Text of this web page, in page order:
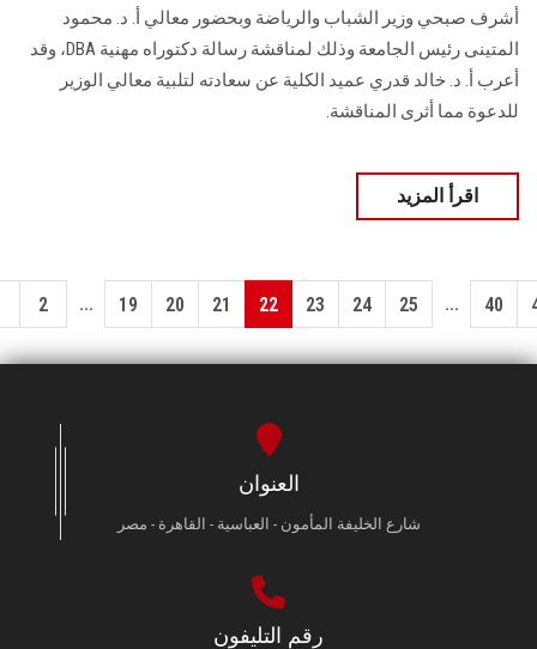
أشرف صبحي وزير الشباب والرياضة وبحضور معالي أ. د. محمود
المتينى رئيس الجامعة وذلك لمناقشة رسالة دكتوراه مهنية DBA، وقد
أعرب أ. د. خالد قدري عميد الكلية عن سعادته لتلبية معالي الوزير
للدعوة مما أثرى المناقشة.
اقرأ المزيد
2 ... 19 20 21 22 23 24 25 ... 40
العنوان
شارع الخليفة المأمون - العباسية - القاهرة - مصر
رقم التليفون